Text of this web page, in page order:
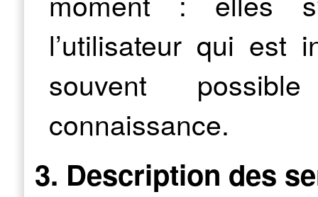
l’utilisateur qui est
souvent
connaissance.
3. Description des